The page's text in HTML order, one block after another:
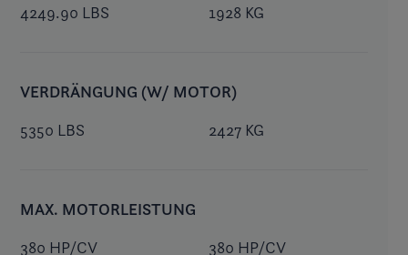
4249.90 LBS 1928 KG
VERDRÄNGUNG (W/ MOTOR)
5350 LBS 2427 KG
MAX. MOTORLEISTUNG
380 HP/CV 380 HP/CV